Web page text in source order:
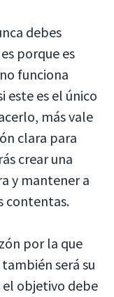
debes
porque es
funciona
este es el único
más vale
clara para
crear una
y mantener a
contentas.
por la que
será su
el objetivo debe